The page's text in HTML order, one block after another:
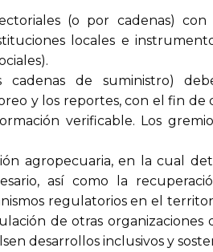
(o por cadenas) con
locales e
cadenas de suministro)
y los reportes, con el fin de
verificable. Los
agropecuaria, en la cual
así como la
regulatorios en el
de otras organizaciones
desarrollos inclusivos y